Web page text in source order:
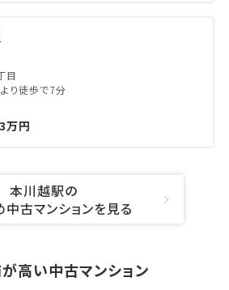
目
り徒歩で7分
万円
本川越駅の
中古マンションを見る
高い中古マンション